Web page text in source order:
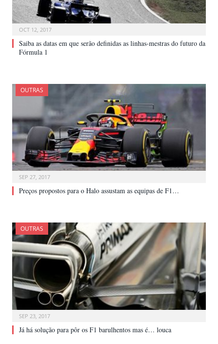
OCT 12, 2017
Saiba as datas em que serão definidas as linhas-mestras do futuro da
Fórmula 1
OUTRAS
SEP 27, 2017
Preços propostos para o Halo assustam as equipas de F1…
OUTRAS
SEP 23, 2017
Já há solução para pôr os F1 barulhentos mas é… louca